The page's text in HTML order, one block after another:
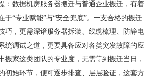
：数据机房服务器搬迁与普通企业搬迁，有着
于“专业赋能”与“安全兜底”。一支合格的搬迁
巧，更需深谙服务器拆装、线缆梳理、防静电
统调试之道，更要具备应对各类突发故障的应
搬家这类团队的专业度，无需等到搬迁当日，
初始环节，便可逐步排查、层层验证，这套方